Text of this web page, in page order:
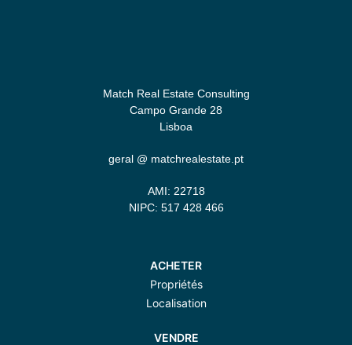
Match Real Estate Consulting
Campo Grande 28
Lisboa
geral @ matchrealestate.pt
AMI: 22718
NIPC: 517 428 466
ACHETER
Propriétés
Localisation
VENDRE